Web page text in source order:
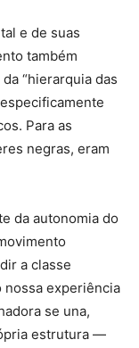
e de suas
também
“hierarquia das
Para as
negras, eram
da autonomia do
a classe
nossa experiência
se una,
estrutura —